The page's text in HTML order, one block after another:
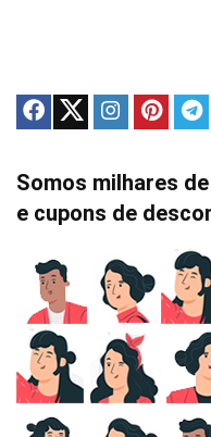
Somos milhares
e cupons de